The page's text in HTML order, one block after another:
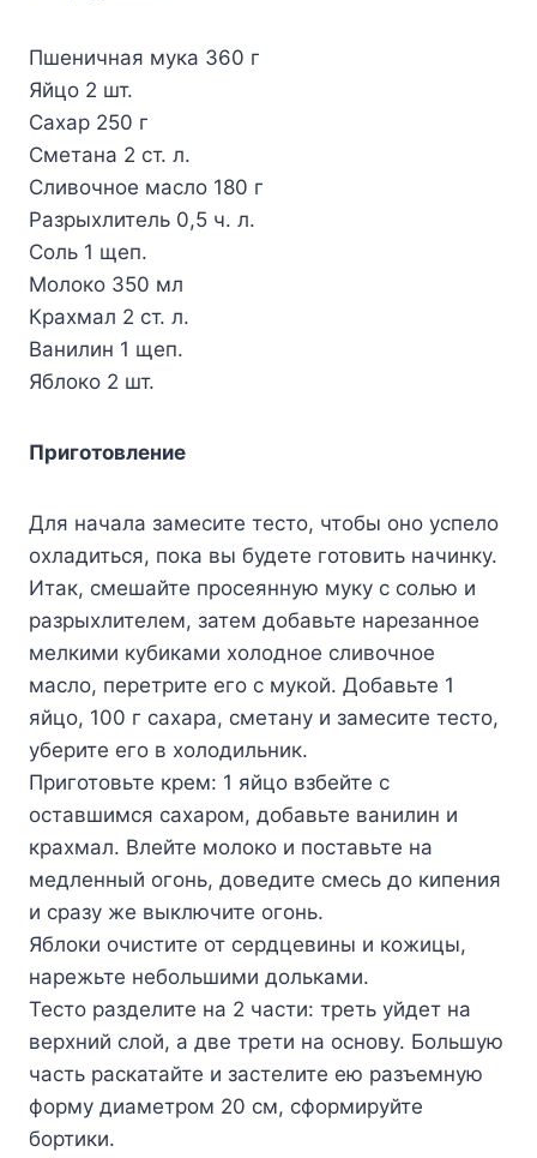
Пшеничная мука 360 г
Яйцо 2 шт.
Сахар 250 г
Сметана 2 ст. л.
Сливочное масло 180 г
Разрыхлитель 0,5 ч. л.
Соль 1 щеп.
Молоко 350 мл
Крахмал 2 ст. л.
Ванилин 1 щеп.
Яблоко 2 шт.
Приготовление
Для начала замесите тесто, чтобы оно успело
охладиться, пока вы будете готовить начинку.
Итак, смешайте просеянную муку с солью и
разрыхлителем, затем добавьте нарезанное
мелкими кубиками холодное сливочное
масло, перетрите его с мукой. Добавьте 1
яйцо, 100 г сахара, сметану и замесите тесто,
уберите его в холодильник.
Приготовьте крем: 1 яйцо взбейте с
оставшимся сахаром, добавьте ванилин и
крахмал. Влейте молоко и поставьте на
медленный огонь, доведите смесь до кипения
и сразу же выключите огонь.
Яблоки очистите от сердцевины и кожицы,
нарежьте небольшими дольками.
Тесто разделите на 2 части: треть уйдет на
верхний слой, а две трети на основу. Большую
часть раскатайте и застелите ею разъемную
форму диаметром 20 см, сформируйте
бортики.